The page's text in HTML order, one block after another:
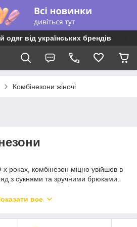
від українських брендів
Комбінезони жіночі
роках, комбінезон міцно увійшов в
з сукнями та зручними брюками.
можна носити не тільки як
вечірній та святкове вбрання.
деталями і аксесуарами, такими
все